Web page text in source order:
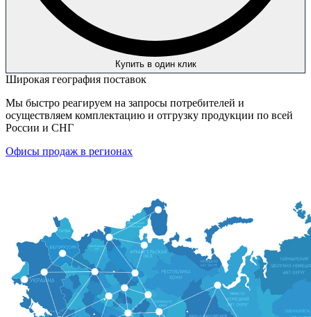
Купить в один клик
Широкая география поставок
Мы быстро реагируем на запросы потребителей и
осуществляем комплектацию и отгрузку продукции по всей
России и СНГ
Офисы продаж в регионах